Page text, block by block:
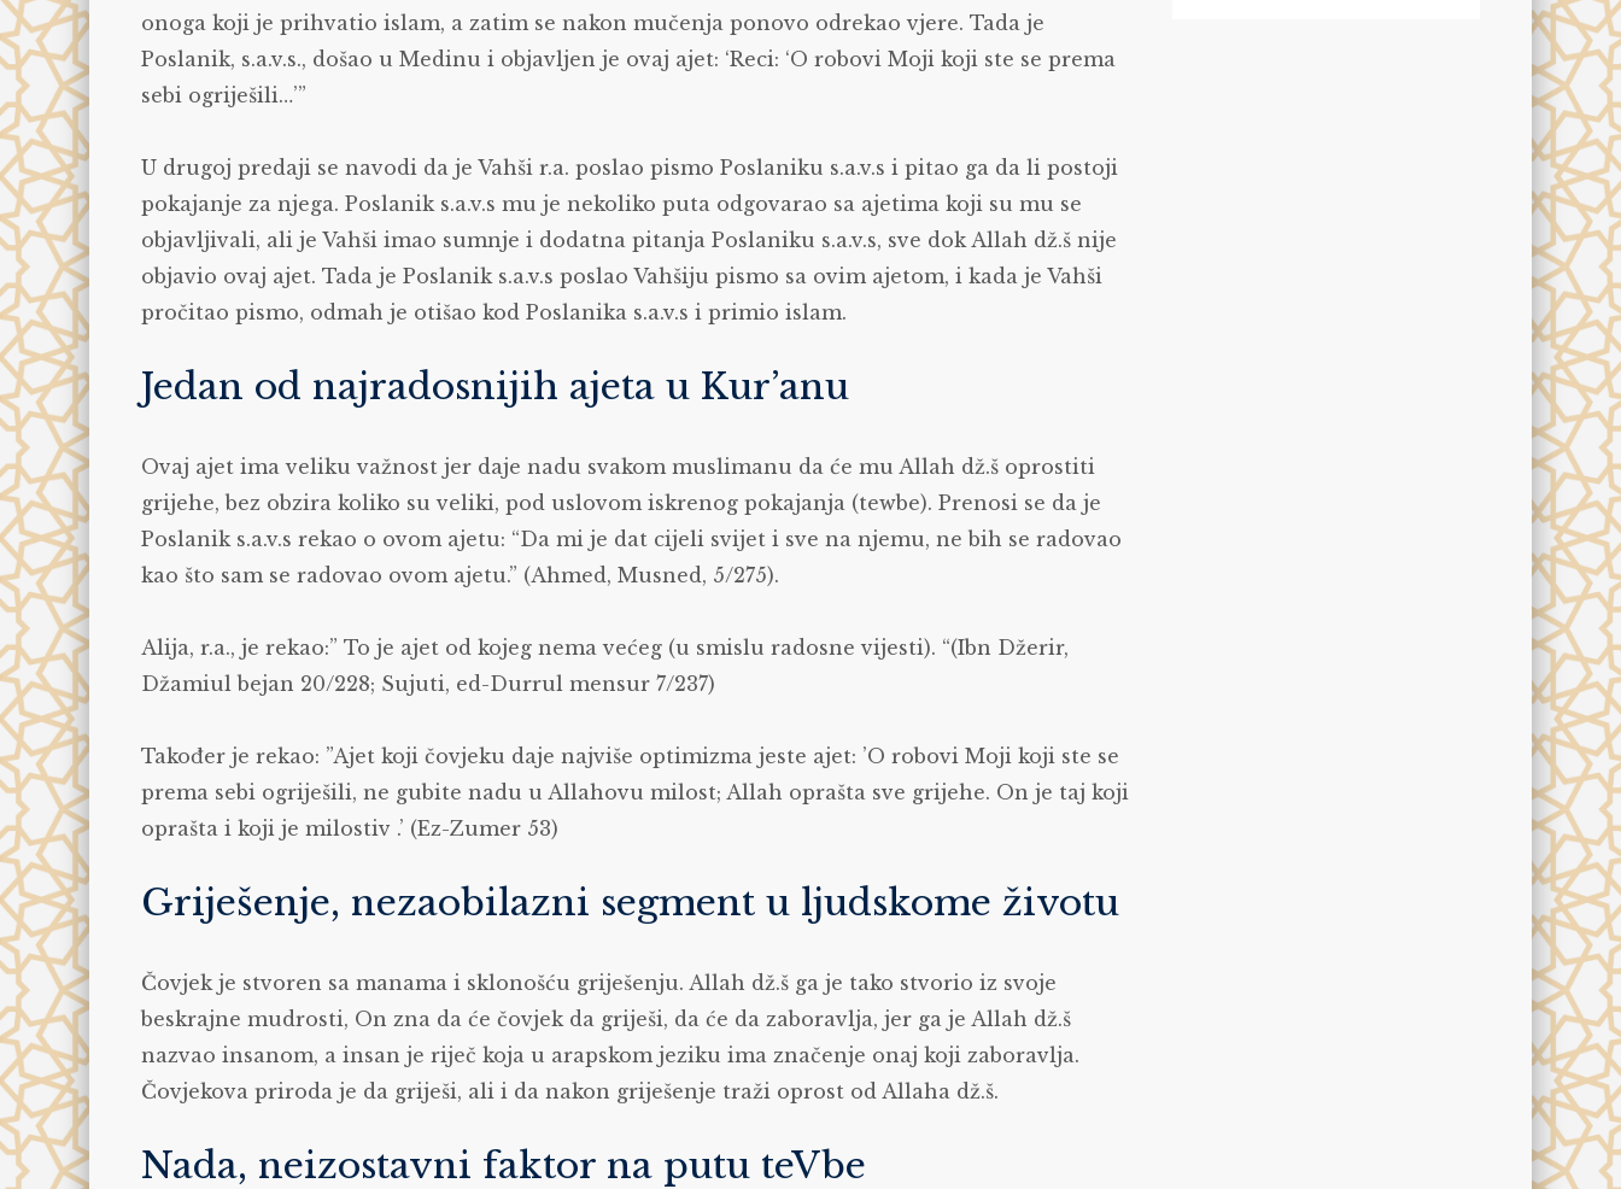
onoga koji je prihvatio islam, a zatim se nakon mučenja ponovo odrekao vjere. Tada je
Poslanik, s.a.v.s., došao u Medinu i objavljen je ovaj ajet: ‘Reci: ‘O robovi Moji koji ste se prema
sebi ogriješili…’”
U drugoj predaji se navodi da je Vahši r.a. poslao pismo Poslaniku s.a.v.s i pitao ga da li postoji
pokajanje za njega. Poslanik s.a.v.s mu je nekoliko puta odgovarao sa ajetima koji su mu se
objavljivali, ali je Vahši imao sumnje i dodatna pitanja Poslaniku s.a.v.s, sve dok Allah dž.š nije
objavio ovaj ajet. Tada je Poslanik s.a.v.s poslao Vahšiju pismo sa ovim ajetom, i kada je Vahši
pročitao pismo, odmah je otišao kod Poslanika s.a.v.s i primio islam.
Jedan od najradosnijih ajeta u Kur’anu
Ovaj ajet ima veliku važnost jer daje nadu svakom muslimanu da će mu Allah dž.š oprostiti
grijehe, bez obzira koliko su veliki, pod uslovom iskrenog pokajanja (tewbe). Prenosi se da je
Poslanik s.a.v.s rekao o ovom ajetu: “Da mi je dat cijeli svijet i sve na njemu, ne bih se radovao
kao što sam se radovao ovom ajetu.” (Ahmed, Musned, 5/275).
Alija, r.a., je rekao:” To je ajet od kojeg nema većeg (u smislu radosne vijesti). “(Ibn Džerir,
Džamiul bejan 20/228; Sujuti, ed-Durrul mensur 7/237)
Također je rekao: ”Ajet koji čovjeku daje najviše optimizma jeste ajet: ’O robovi Moji koji ste se
prema sebi ogriješili, ne gubite nadu u Allahovu milost; Allah oprašta sve grijehe. On je taj koji
oprašta i koji je milostiv .’ (Ez-Zumer 53)
Griješenje, nezaobilazni segment u ljudskome životu
Čovjek je stvoren sa manama i sklonošću griješenju. Allah dž.š ga je tako stvorio iz svoje
beskrajne mudrosti, On zna da će čovjek da griješi, da će da zaboravlja, jer ga je Allah dž.š
nazvao insanom, a insan je riječ koja u arapskom jeziku ima značenje onaj koji zaboravlja.
Čovjekova priroda je da griješi, ali i da nakon griješenje traži oprost od Allaha dž.š.
Nada, neizostavni faktor na putu teVbe